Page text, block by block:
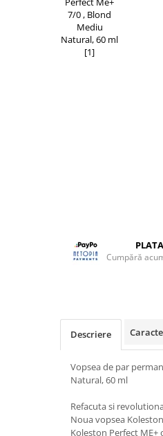
Cumpără
Descriere
Vopsea de par
Natural, 60 ml
Refacuta si
Noua vopsea
Koleston Perfect